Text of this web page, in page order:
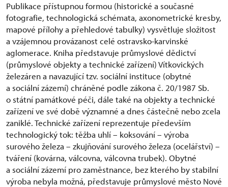
Publikace přístupnou formou (historické a současné
fotografie, technologická schémata, axonometrické kresby,
mapové přílohy a přehledové tabulky) vysvětluje složitost
a vzájemnou provázanost celé ostravsko-karvinské
aglomerace. Kniha představuje průmyslové dědictví
(průmyslové objekty a technické zařízení) Vítkovických
železáren a navazující tzv. sociální instituce (obytné
a sociální zázemí) chráněné podle zákona č. 20/1987 Sb.
o státní památkové péči, dále také na objekty a technické
zařízení ve své době významné a dnes částečně nebo zcela
zaniklé. Technické zařízení reprezentuje především
technologický tok: těžba uhlí – koksování – výroba
surového železa – zkujňování surového železa (ocelářství) –
tváření (kovárna, válcovna, válcovna trubek). Obytné
a sociální zázemí pro zaměstnance, bez kterého by stabilní
výroba nebyla možná, představuje průmyslové město Nové